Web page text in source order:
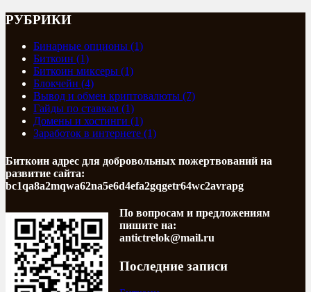
РУБРИКИ
Бинарные опционы (1)
Биткоин (1)
Биткоин миксеры (1)
Блокчейн (4)
Вывод и обмен криптовалюты (7)
Гайды по ставкам (1)
Домены и хостинги (1)
Заработок в интернете (1)
Биткоин адрес для добровольных пожертвований на
развитие сайта:
bc1qa8a2mqwa62na5e6d4efa2gqgetr64wc2avrapg
По вопросам и предложениям
пишите на:
antictrelok@mail.ru
Последние записи